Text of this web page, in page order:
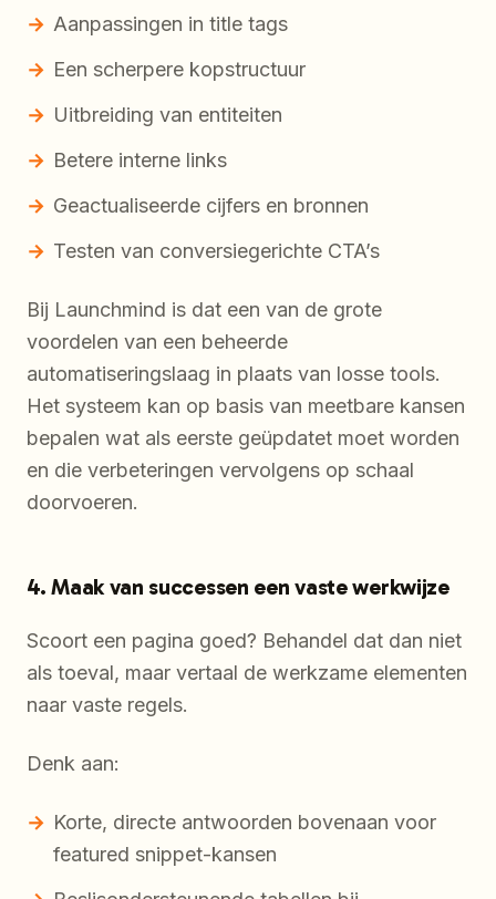
Aanpassingen in title tags
Een scherpere kopstructuur
Uitbreiding van entiteiten
Betere interne links
Geactualiseerde cijfers en bronnen
Testen van conversiegerichte CTA’s
Bij Launchmind is dat een van de grote
voordelen van een beheerde
automatiseringslaag in plaats van losse tools.
Het systeem kan op basis van meetbare kansen
bepalen wat als eerste geüpdatet moet worden
en die verbeteringen vervolgens op schaal
doorvoeren.
4. Maak van successen een vaste werkwijze
Scoort een pagina goed? Behandel dat dan niet
als toeval, maar vertaal de werkzame elementen
naar vaste regels.
Denk aan:
Korte, directe antwoorden bovenaan voor
featured snippet-kansen